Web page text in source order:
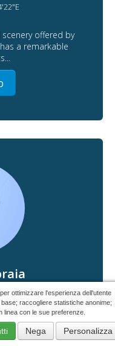
offered by
a remarkable
island of the
has retained most
ottimizzare l'esperienza dell'utente
raccogliere statistiche anonime;
linea con le sue preferenze.
Nega Personalizza